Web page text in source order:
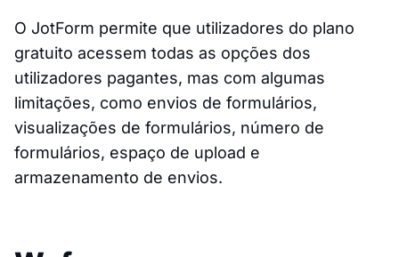
O JotForm permite que utilizadores do plano
gratuito acessem todas as opções dos
utilizadores pagantes, mas com algumas
limitações, como envios de formulários,
visualizações de formulários, número de
formulários, espaço de upload e
armazenamento de envios.